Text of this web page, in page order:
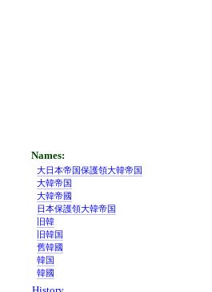
大日本帝国保護領大韓帝国
大韓帝国
大韓帝國
日本保護領大韓帝国
旧韓
旧韓国
舊韓國
韓国
韓國